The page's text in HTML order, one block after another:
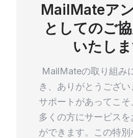
MailMateア
としてのご
いたしま
MailMateの取り組み
き、ありがとうござ
サポートがあってこそ
多くの方にサービスを
ができます。この特別